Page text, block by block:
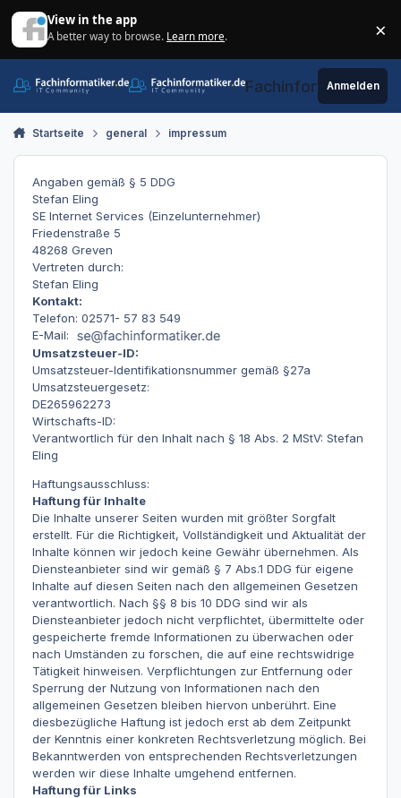
View in the app
A better way to browse. Learn more. ×
Fachinformatiker.de
Anmelden
Startseite general impressum
Angaben gemäß § 5 DDG
Stefan Eling
SE Internet Services (Einzelunternehmer)
Friedenstraße 5
48268 Greven
Vertreten durch:
Stefan Eling
Kontakt:
Telefon: 02571- 57 83 549
E-Mail:
Umsatzsteuer-ID:
Umsatzsteuer-Identifikationsnummer gemäß §27a
Umsatzsteuergesetz:
DE265962273
Wirtschafts-ID:
Verantwortlich für den Inhalt nach § 18 Abs. 2 MStV: Stefan
Eling
Haftungsausschluss:
Haftung für Inhalte
Die Inhalte unserer Seiten wurden mit größter Sorgfalt
erstellt. Für die Richtigkeit, Vollständigkeit und Aktualität der
Inhalte können wir jedoch keine Gewähr übernehmen. Als
Diensteanbieter sind wir gemäß § 7 Abs.1 DDG für eigene
Inhalte auf diesen Seiten nach den allgemeinen Gesetzen
verantwortlich. Nach §§ 8 bis 10 DDG sind wir als
Diensteanbieter jedoch nicht verpflichtet, übermittelte oder
gespeicherte fremde Informationen zu überwachen oder
nach Umständen zu forschen, die auf eine rechtswidrige
Tätigkeit hinweisen. Verpflichtungen zur Entfernung oder
Sperrung der Nutzung von Informationen nach den
allgemeinen Gesetzen bleiben hiervon unberührt. Eine
diesbezügliche Haftung ist jedoch erst ab dem Zeitpunkt
der Kenntnis einer konkreten Rechtsverletzung möglich. Bei
Bekanntwerden von entsprechenden Rechtsverletzungen
werden wir diese Inhalte umgehend entfernen.
Haftung für Links